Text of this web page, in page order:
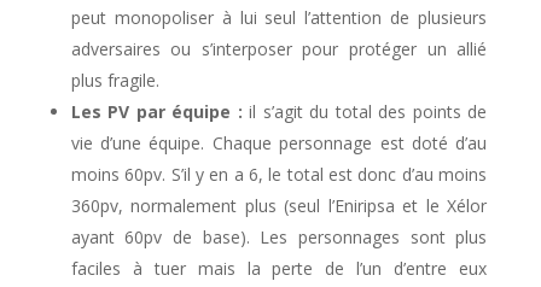
peut monopoliser à lui seul l’attention de plusieurs
adversaires ou s’interposer pour protéger un allié
plus fragile.
Les PV par équipe : il s’agit du total des points de
vie d’une équipe. Chaque personnage est doté d’au
moins 60pv. S’il y en a 6, le total est donc d’au moins
360pv, normalement plus (seul l’Eniripsa et le Xélor
ayant 60pv de base). Les personnages sont plus
faciles à tuer mais la perte de l’un d’entre eux